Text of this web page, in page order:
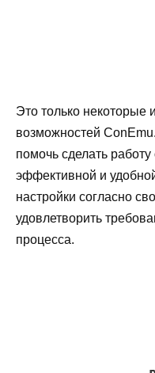
Это только некоторые
возможностей
помочь сделать
эффективной и
настройки согласно
удовлетворить
процесса.